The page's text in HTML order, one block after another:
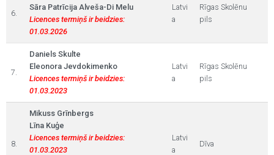
6.
Sāra Patrīcija Alveša-Di Melu
Licences termiņš ir beidzies:
01.03.2026
Latvi
a
Rīgas Skolēnu
pils
7.
Daniels Skulte
Eleonora Jevdokimenko
Licences termiņš ir beidzies:
01.03.2023
Latvi
a
Rīgas Skolēnu
pils
8.
Mikuss Grīnbergs
Līna Kuģe
Licences termiņš ir beidzies:
01.03.2023
Latvi
a
Dīva